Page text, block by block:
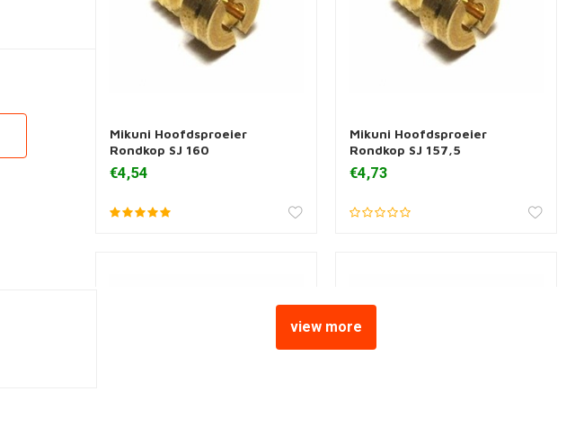
Zum Warenkorb hinzufügen
Mikuni Hoofdsproeier
Rondkop SJ 160
€4,54
Zum Warenkorb hinzufügen
Mikuni Hoofdsproeier
Rondkop SJ 157,5
€4,73
view more